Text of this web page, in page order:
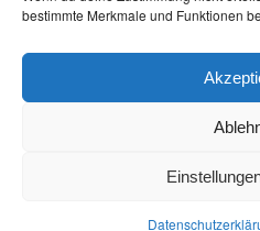
bestimmte Merkmale und Funktionen
ORDINATIONSZEITEN
Telefonische
© 2025 | Augenarzt Dr. Bolz |